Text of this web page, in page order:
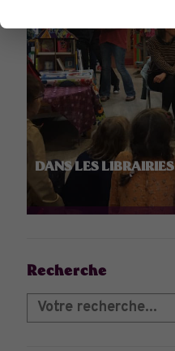
DANS LES LIBRAIRIES
Recherche